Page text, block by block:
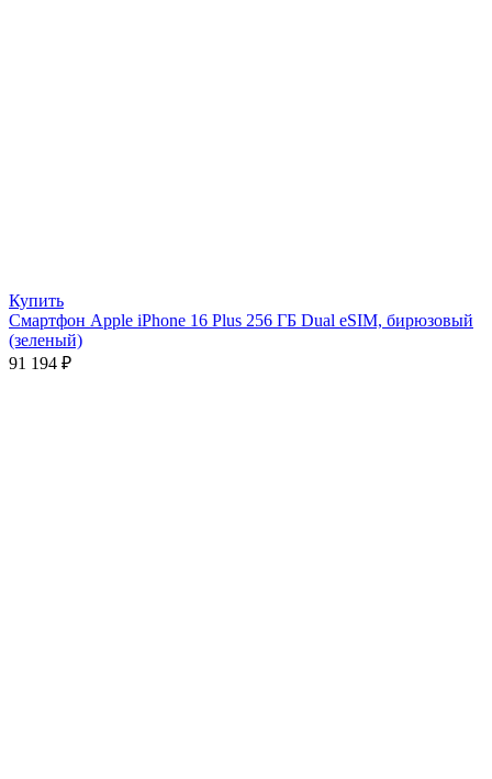
Купить
Смартфон Apple iPhone 16 Plus 256 ГБ Dual eSIM, бирюзовый
(зеленый)
91 194 ₽